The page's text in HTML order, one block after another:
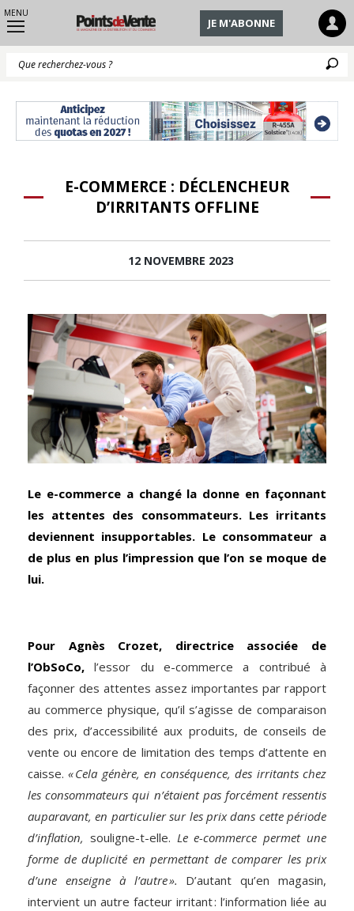
MENU
JE M'ABONNE
E-COMMERCE : DÉCLENCHEUR
D’IRRITANTS OFFLINE
12 NOVEMBRE 2023
Le e-commerce a changé la donne en façonnant
les attentes des consommateurs. Les irritants
deviennent insupportables. Le consommateur a
de plus en plus l’impression que l’on se moque de
lui.
Pour Agnès Crozet, directrice associée de
l’ObSoCo, l’essor du e-commerce a contribué à
façonner des attentes assez importantes par rapport
au commerce physique, qu’il s’agisse de comparaison
des prix, d’accessibilité aux produits, de conseils de
vente ou encore de limitation des temps d’attente en
caisse.« Cela génère, en conséquence, des irritants chez
les consommateurs qui n’étaient pas forcément ressentis
auparavant, en particulier sur les prix dans cette période
d’inflation, souligne-t-elle. Le e-commerce permet une
forme de duplicité en permettant de comparer les prix
d’une enseigne à l’autre ». D’autant qu’en magasin,
intervient un autre facteur irritant : l’information liée au